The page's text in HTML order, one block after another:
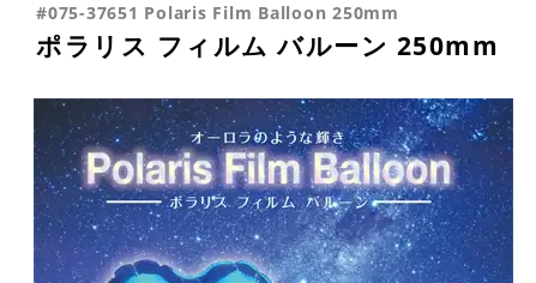
#075-37651 Polaris Film Balloon 250mm
ポラリス フィルム バルーン 250mm